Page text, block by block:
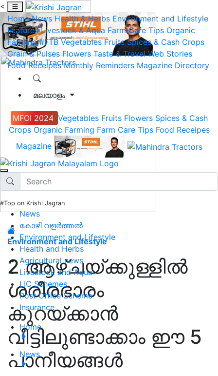
<
Home News Health & Herbs Environment and Lifestyle
Features Livestock & Aqua Farm Care Tips Organic
Farming #FTB Vegetables Fruits Spices & Cash Crops
Grain & Pulses Flowers Taste & Travel Web Stories
Food Receipes Monthly Reminders Magazine Directory
മലയാളം
MFOI 2024 Vegetables Fruits Flowers Spices & Cash
Crops Organic Farming Farm Care Tips Food Receipes
Magazine
#Top on Krishi Jagran
News
കോഴി വളർത്തൽ
Environment and Lifestyle
Health and Herbs
Agricultural news
Livestock and Aqua
LIC Schemes
Post Office Scheme
Insurance
Home
News
Environment and Lifestyle
2 ആഴ്ചയ്ക്കുള്ളിൽ
ശരീരഭാരം
കുറയ്ക്കാൻ
വീട്ടിലുണ്ടാക്കാം ഈ 5
പാനീയങ്ങൾ